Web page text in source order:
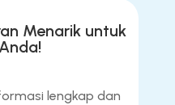
Menarik untuk
lengkap dan